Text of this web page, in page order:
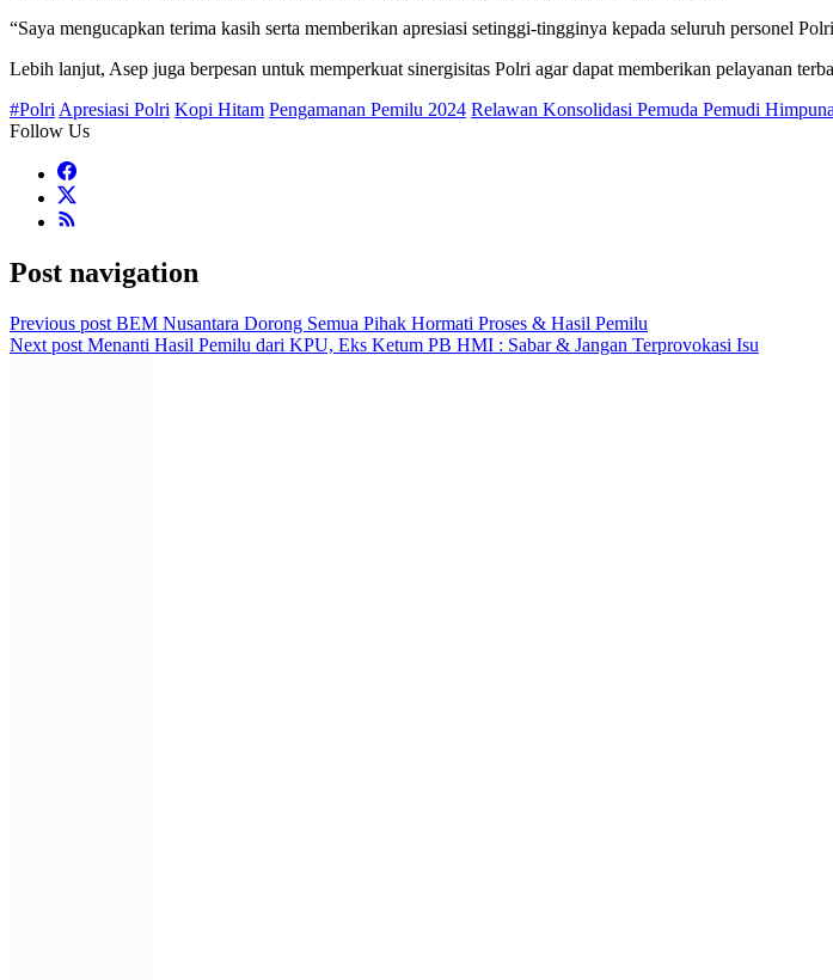
“Saya mengucapkan terima kasih serta memberikan apresiasi setinggi-tingginya kepada seluruh personel
Lebih lanjut, Asep juga berpesan untuk memperkuat sinergisitas Polri agar dapat memberikan pelayanan
#Polri Apresiasi Polri Kopi Hitam Pengamanan Pemilu 2024 Relawan Konsolidasi Pemuda Pemudi
Follow Us
Post navigation
Previous post BEM Nusantara Dorong Semua Pihak Hormati Proses & Hasil Pemilu
Next post Menanti Hasil Pemilu dari KPU, Eks Ketum PB HMI : Sabar & Jangan Terprovokasi Isu